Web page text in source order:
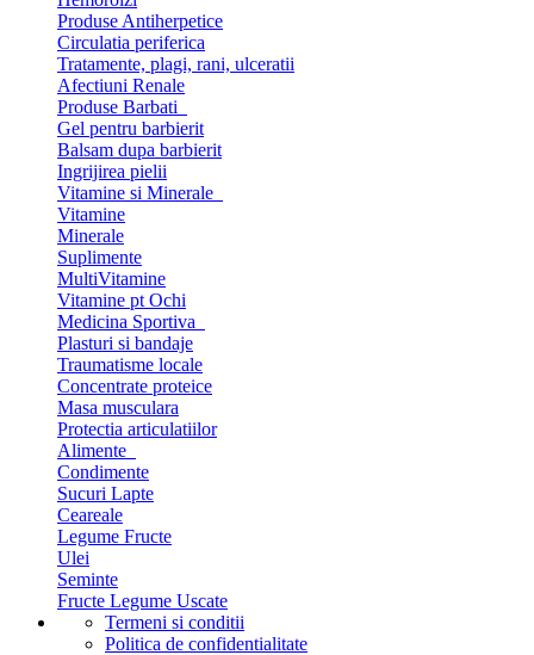
Produse Antiherpetice
Circulatia periferica
Tratamente, plagi, rani, ulceratii
Afectiuni Renale
Produse Barbati
Gel pentru barbierit
Balsam dupa barbierit
Ingrijirea pielii
Vitamine si Minerale
Vitamine
Minerale
Suplimente
MultiVitamine
Vitamine pt Ochi
Medicina Sportiva
Plasturi si bandaje
Traumatisme locale
Concentrate proteice
Masa musculara
Protectia articulatiilor
Alimente
Condimente
Sucuri Lapte
Ceareale
Legume Fructe
Ulei
Seminte
Fructe Legume Uscate
Termeni si conditii
Politica de confidentialitate